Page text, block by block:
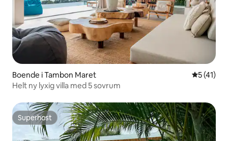
Boende i Tambon Maret 5 av 5 i
5 (41)
Helt ny lyxig villa med 5 sovrum
Superhost
Superhost